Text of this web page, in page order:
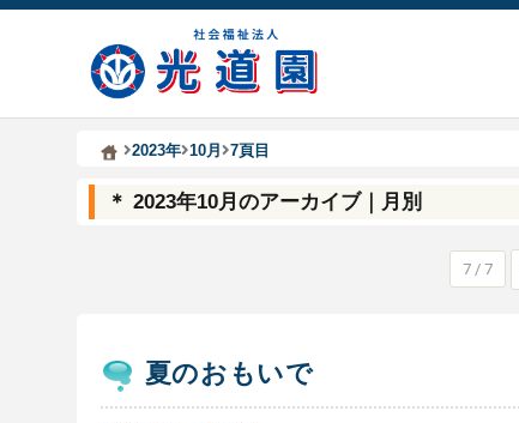
Kodoen | Breadcrumbs list
社会福祉法人 光道園
2023年 10月 7頁目
＊ 2023年10月のアーカイブ｜月別
7 / 7
夏のおもいで